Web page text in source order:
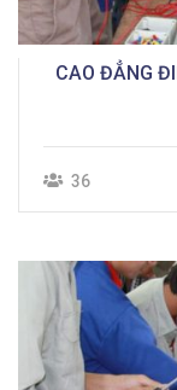
CAO ĐẲNG
36